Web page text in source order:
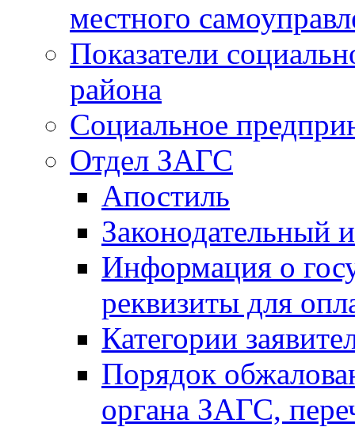
местного
Показатели
района
Социальное
Отдел ЗАГС
Апостиль
Законодательный
Информация о
реквизиты для
Категории
Порядок
органа ЗАГС,